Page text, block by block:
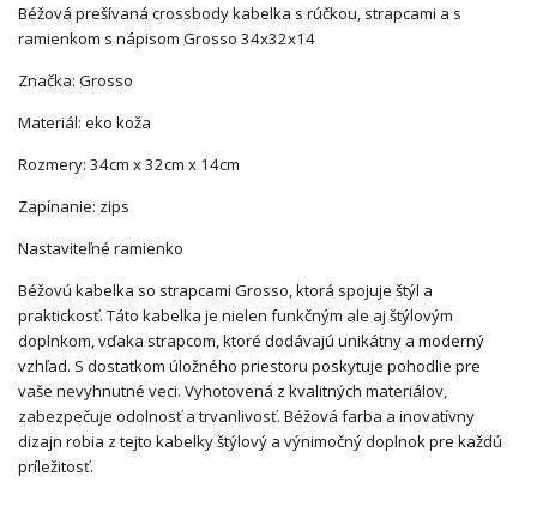
Béžová prešívaná crossbody kabelka s rúčkou, strapcami a s
ramienkom s nápisom Grosso 34x32x14
Značka: Grosso
Materiál: eko koža
Rozmery: 34cm x 32cm x 14cm
Zapínanie: zips
Nastaviteľné ramienko
Béžovú kabelka so strapcami Grosso, ktorá spojuje štýl a
praktickosť. Táto kabelka je nielen funkčným ale aj štýlovým
doplnkom, vďaka strapcom, ktoré dodávajú unikátny a moderný
vzhľad. S dostatkom úložného priestoru poskytuje pohodlie pre
vaše nevyhnutné veci. Vyhotovená z kvalitných materiálov,
zabezpečuje odolnosť a trvanlivosť. Béžová farba a inovatívny
dizajn robia z tejto kabelky štýlový a výnimočný doplnok pre každú
príležitosť.